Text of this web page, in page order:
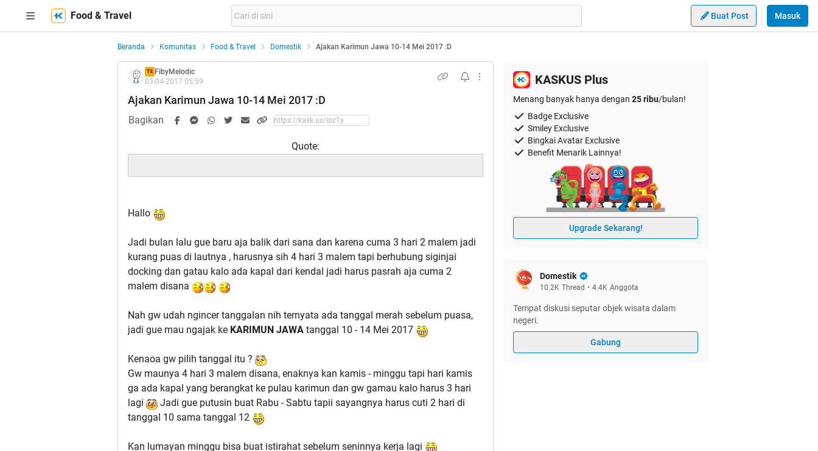
Food & Travel Buat Post Masuk
Beranda Komunitas Food & Travel Domestik Ajakan Karimun Jawa 10-14 Mei 2017 :D
TS FibyMelodic
03-04-2017 05:59
Ajakan Karimun Jawa 10-14 Mei 2017 :D
Bagikan
Quote:
Hallo
Jadi bulan lalu gue baru aja balik dari sana dan karena cuma 3 hari 2 malem jadi
kurang puas di lautnya , harusnya sih 4 hari 3 malem tapi berhubung siginjai
docking dan gatau kalo ada kapal dari kendal jadi harus pasrah aja cuma 2
malem disana
Nah gw udah ngincer tanggalan nih ternyata ada tanggal merah sebelum puasa,
jadi gue mau ngajak ke KARIMUN JAWA tanggal 10 - 14 Mei 2017
Kenaoa gw pilih tanggal itu ?
Gw maunya 4 hari 3 malem disana, enaknya kan kamis - minggu tapi hari kamis
ga ada kapal yang berangkat ke pulau karimun dan gw gamau kalo harus 3 hari
lagi
Jadi gue putusin buat Rabu - Sabtu tapii sayangnya harus cuti 2 hari di
tanggal 10 sama tanggal 12
Kan lumayan minggu bisa buat istirahat sebelum seninnya kerja lagi
KASKUS Plus
Menang banyak hanya dengan 25 ribu/bulan!
Badge Exclusive
Smiley Exclusive
Bingkai Avatar Exclusive
Benefit Menarik Lainnya!
Upgrade Sekarang!
Domestik
10.2K Thread • 4.4K Anggota
Tempat diskusi seputar objek wisata dalam
negeri.
Gabung